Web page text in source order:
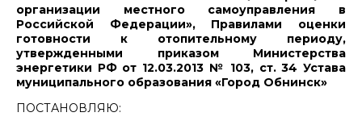
организации местного самоуправления в
Российской Федерации», Правилами оценки
готовности к отопительному периоду,
утвержденными приказом Министерства
энергетики РФ от 12.03.2013 № 103, ст. 34 Устава
муниципального образования «Город Обнинск»
ПОСТАНОВЛЯЮ: